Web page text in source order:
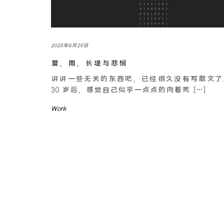
2025年6月25日
夏，雨，长堤与悲悯
讲讲一些无关的东西吧，已经很久没有写散文
30 岁后，感觉自己似乎一点点的向着死 […]
Work